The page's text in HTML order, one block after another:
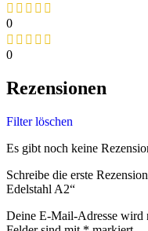
0
0
Rezensionen
Filter löschen
Es gibt noch keine
Schreibe die erste
Edelstahl A2“
Deine E-Mail-Adresse wird